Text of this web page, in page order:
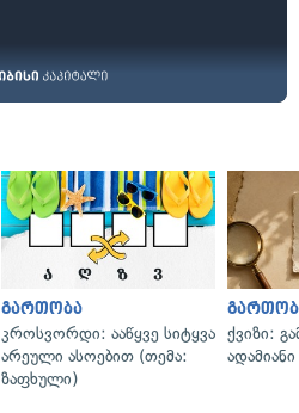
გართობა
კროსვორდი: ააწყვე სიტყვა
არეული ასოებით (თემა:
ზაფხული)
ქვიზი: